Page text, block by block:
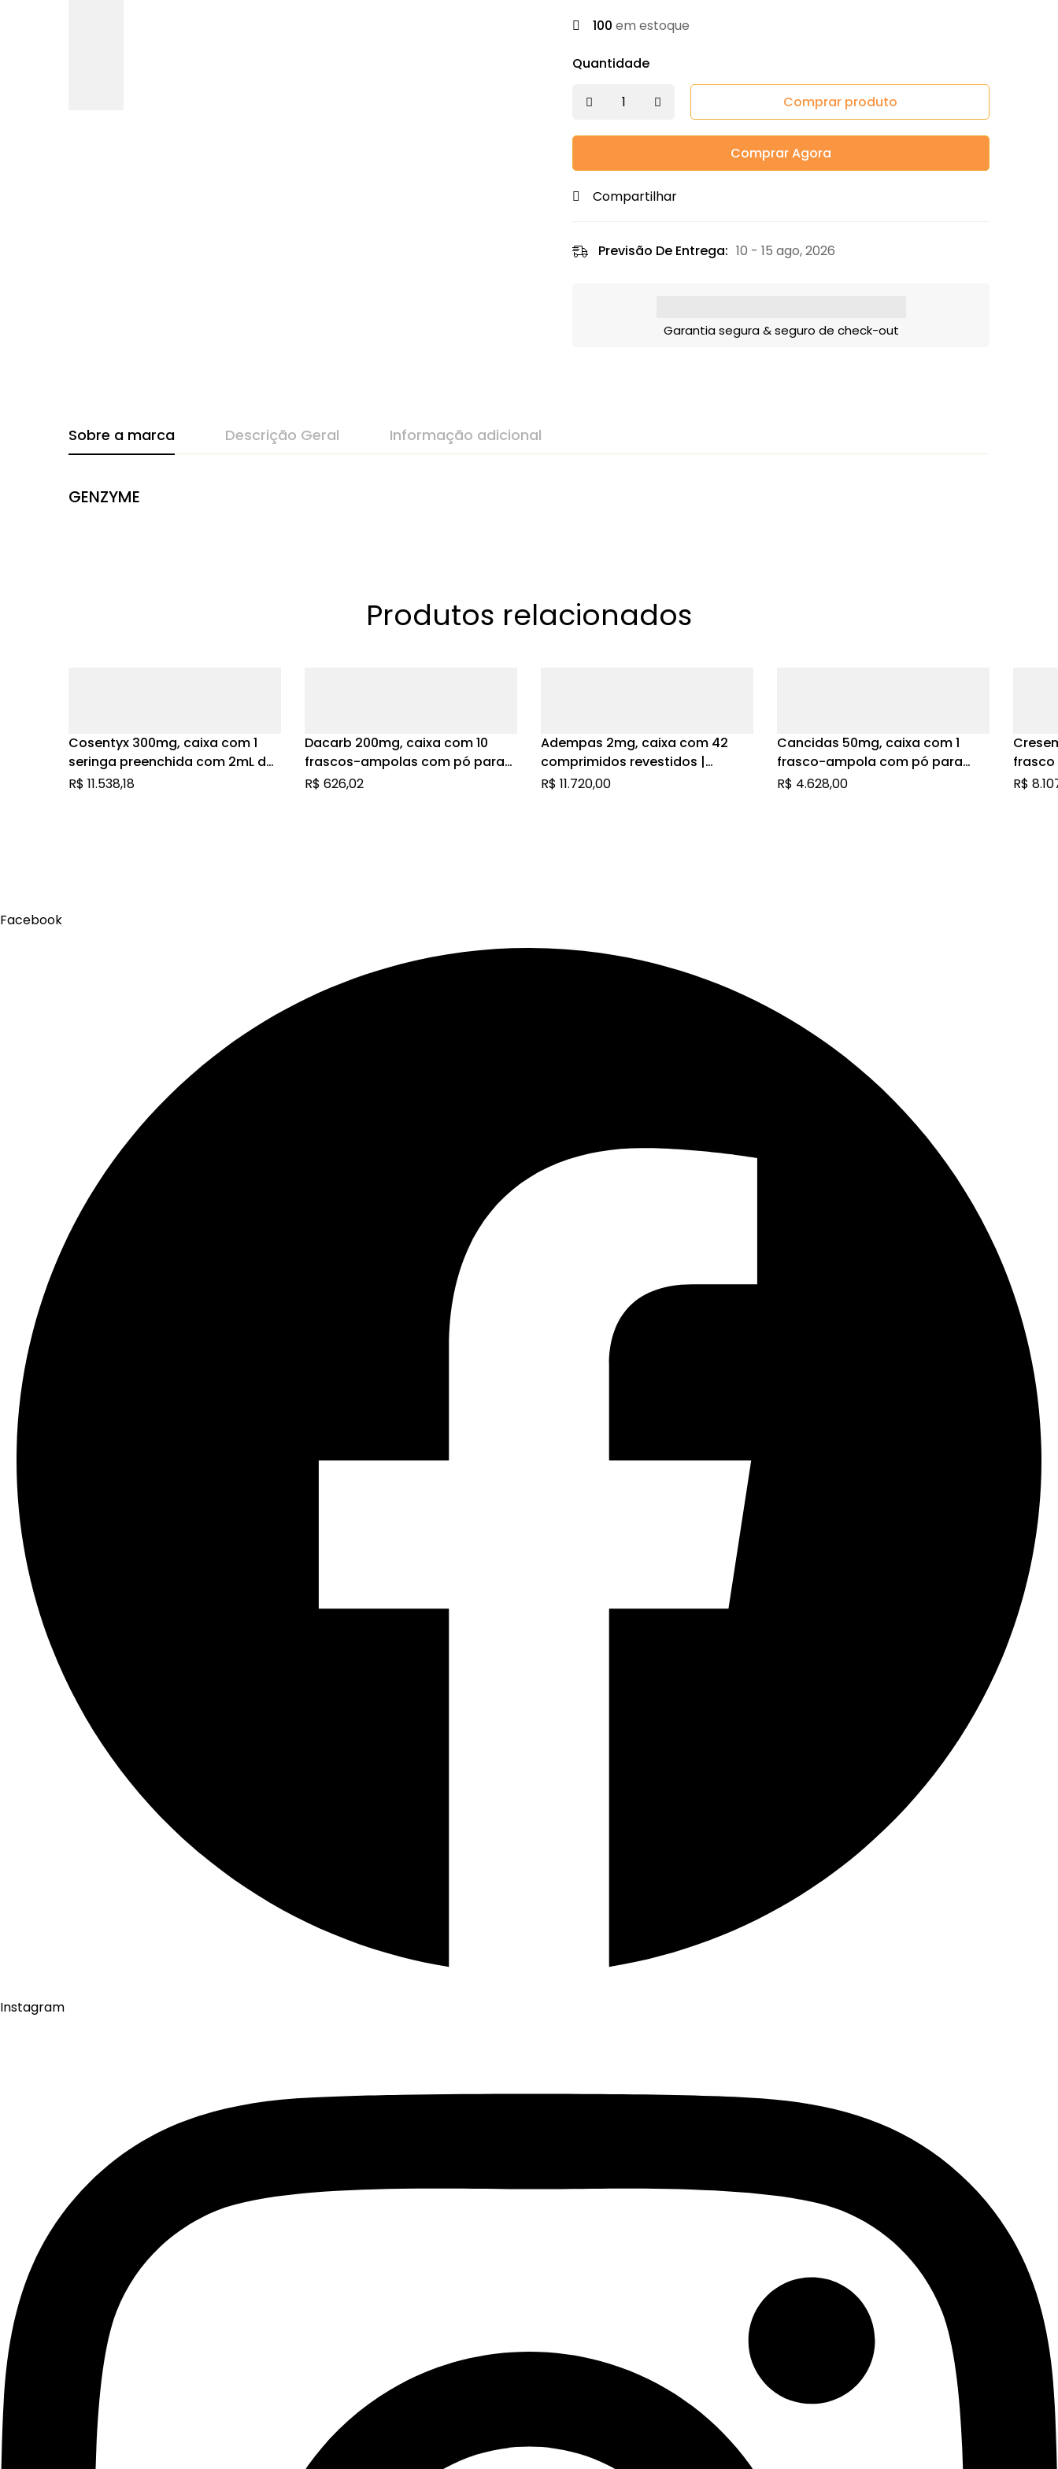
100 em estoque
Quantidade
Comprar produto
Comprar Agora
Compartilhar
Previsão De Entrega: 10 - 15 ago, 2026
Garantia segura & seguro de check-out
Sobre a marca Descrição Geral Informação adicional
GENZYME
Produtos relacionados
Cosentyx 300mg, caixa com 1
seringa preenchida com 2mL de
solução de uso subcutâneo
R$ 11.538,18
Dacarb 200mg, caixa com 10
frascos-ampolas com pó para
solução de uso intravenoso
R$ 626,02
Adempas 2mg, caixa com 42
comprimidos revestidos |
Riociguate
R$ 11.720,00
Cancidas 50mg, caixa com 1
frasco-ampola com pó para
solução de uso intravenoso
R$ 4.628,00 R$
Facebook
Instagram